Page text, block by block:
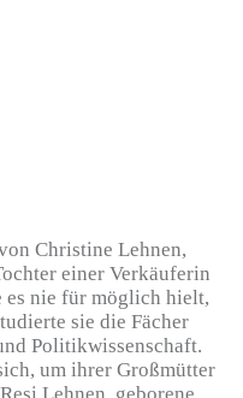
Christine Lehnen,
einer Verkäuferin
es nie für möglich hielt,
sie die Fächer
Politikwissenschaft.
um ihrer Großmütter